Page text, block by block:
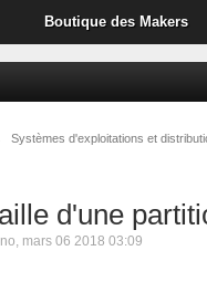
Boutique des Makers
Systèmes d'exploitations et
d'une
, mars 06 2018 03:09